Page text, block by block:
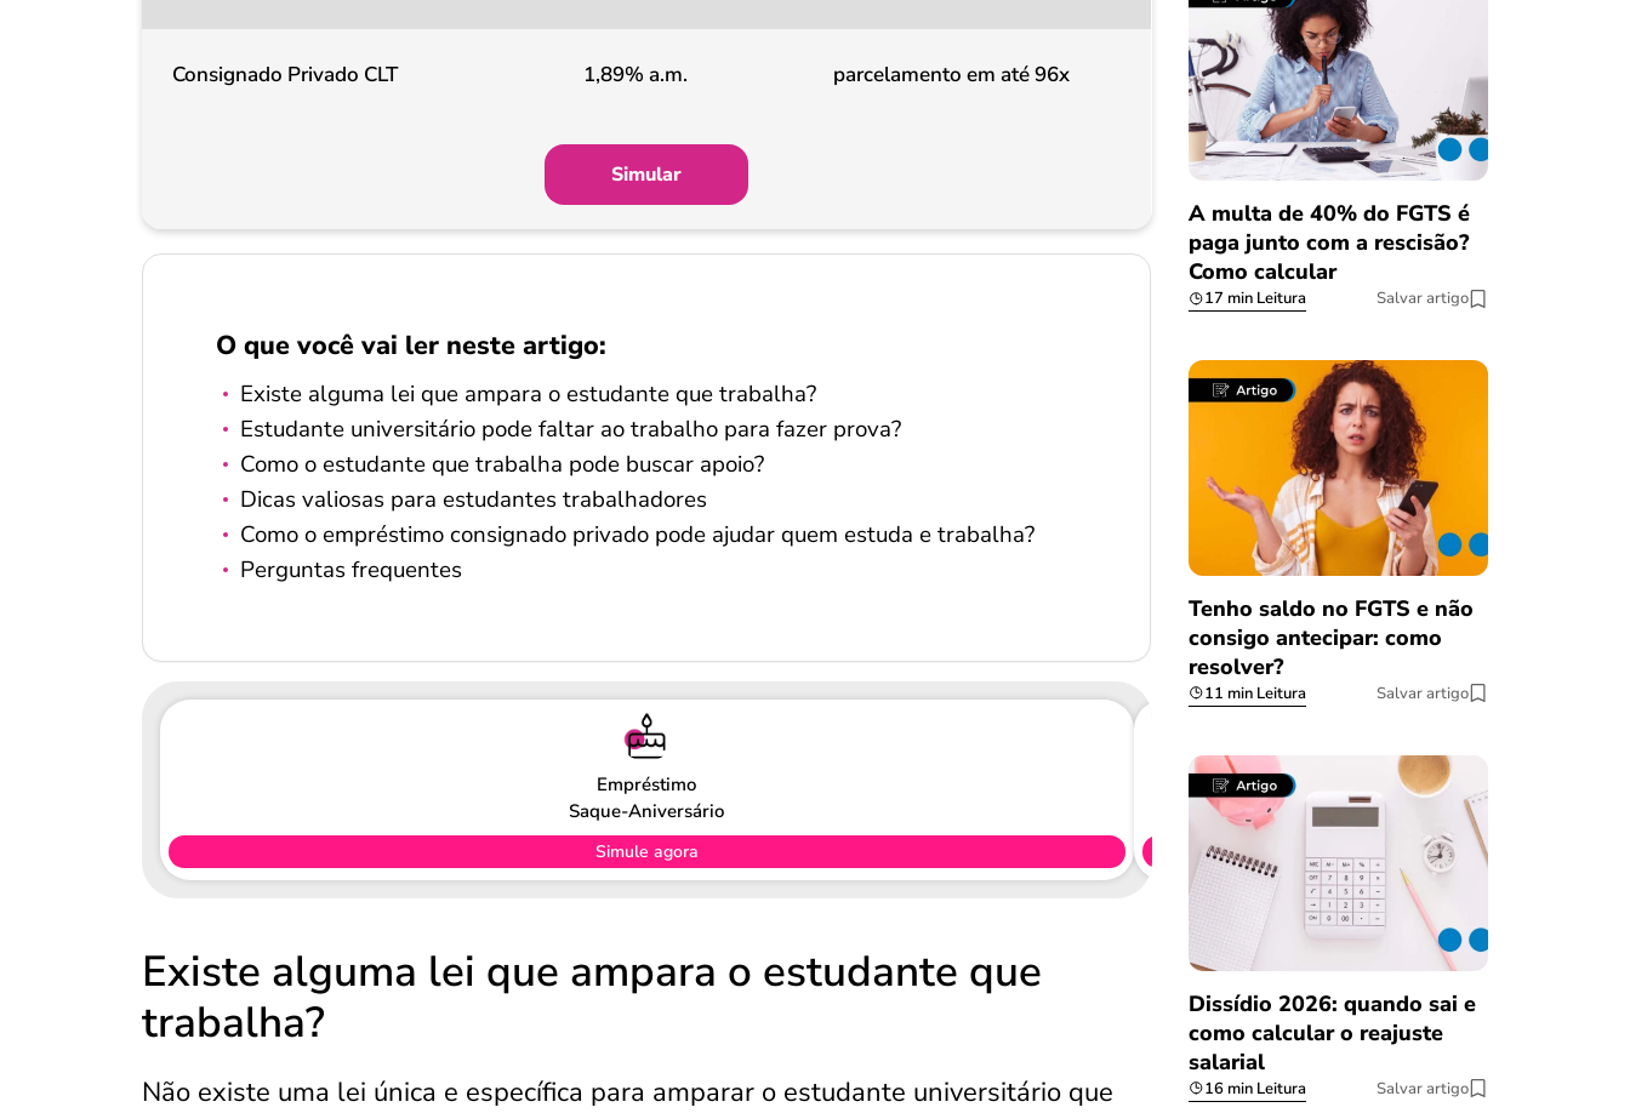
Consignado Privado CLT 1,89% a.m. parcelamento em até 96x
Simular
O que você vai ler neste artigo:
Existe alguma lei que ampara o estudante que trabalha?
Estudante universitário pode faltar ao trabalho para fazer prova?
Como o estudante que trabalha pode buscar apoio?
Dicas valiosas para estudantes trabalhadores
Como o empréstimo consignado privado pode ajudar quem estuda e trabalha?
Perguntas frequentes
Empréstimo
Saque-Aniversário
Simule agora
Existe alguma lei que ampara o estudante que
trabalha?
Não existe uma lei única e específica para amparar o estudante universitário que
Salvar Ferramenta
A multa de 40% do FGTS é
paga junto com a rescisão?
Como calcular
17 min Leitura Salvar artigo
Tenho saldo no FGTS e não
consigo antecipar: como
resolver?
11 min Leitura Salvar artigo
Dissídio 2026: quando sai e
como calcular o reajuste
salarial
16 min Leitura Salvar artigo